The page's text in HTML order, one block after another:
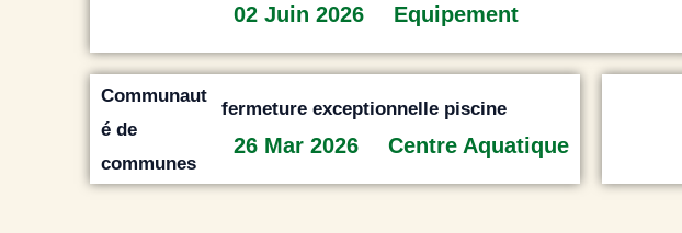
02 Juin 2026 Equipement
fermeture exceptionnelle piscine
26 Mar 2026 Centre Aquatique